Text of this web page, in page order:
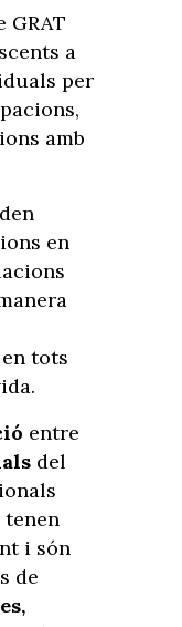
GRAT
a
per
amb
en
tots
entre
del
tenen
i són
de